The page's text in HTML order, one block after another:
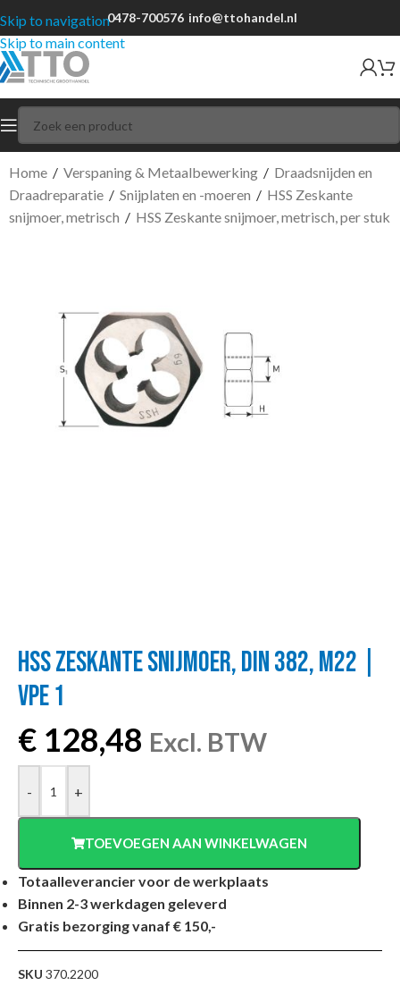
Skip to navigation
Skip to main content
0478-700576 info@ttohandel.nl
Home / Verspaning & Metaalbewerking / Draadsnijden en
Draadreparatie / Snijplaten en -moeren / HSS Zeskante
snijmoer, metrisch / HSS Zeskante snijmoer, metrisch, per stuk
HSS ZESKANTE SNIJMOER, DIN 382, M22 |
VPE 1
€ 128,48 Excl. BTW
- +
TOEVOEGEN AAN WINKELWAGEN
Totaalleverancier voor de werkplaats
Binnen 2-3 werkdagen geleverd
Gratis bezorging vanaf € 150,-
SKU 370.2200